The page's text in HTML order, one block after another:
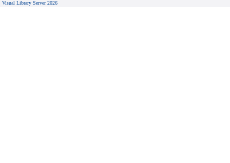
Visual Library Server 2026